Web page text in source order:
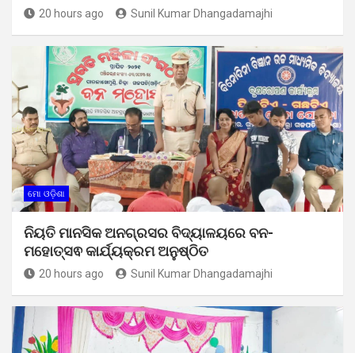
20 hours ago Sunil Kumar Dhangadamajhi
ମୋ ଓଡ଼ିଶା
ନିୟତି ମାନସିକ ଅନଗ୍ରସର ବିଦ୍ୟାଳୟରେ ବନ-
ମହୋତ୍ସଵ କାର୍ଯ୍ୟକ୍ରମ ଅନୁଷ୍ଠିତ
20 hours ago Sunil Kumar Dhangadamajhi